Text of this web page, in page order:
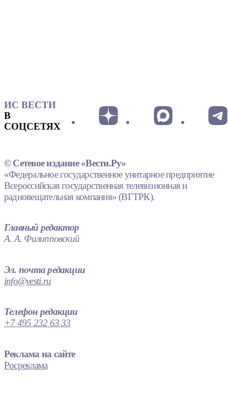
ИС ВЕСТИ
В
СОЦСЕТЯХ
© Сетевое издание «Вести.Ру»
«Федеральное государственное унитарное предприятие
Всероссийская государственная телевизионная и
радиовещательная компания» (ВГТРК).
Главный редактор
А. А. Филипповский
Эл. почта редакции
info@vesti.ru
Телефон редакции
+7 495 232 63 33
Реклама на сайте
Росреклама